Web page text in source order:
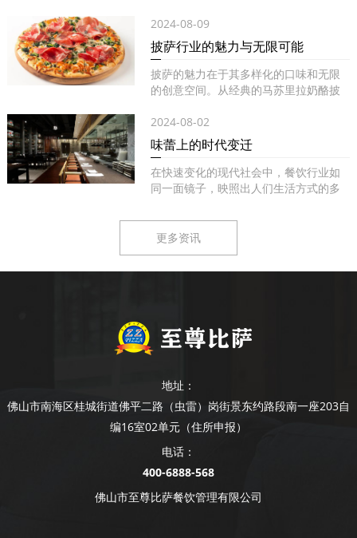
2024-08-09
披萨行业的魅力与无限可能
披萨的魅力在于其多样化的口味和无限
的创意空间。从经典的马苏里拉奶酪披
2024-08-02
味蕾上的时代变迁
在快速变化的现代社会中，餐饮行业如
同一面镜子，映照出人们生活方式的多
更多资讯
地址：
佛山市南海区桂城街道佛平二路（虫雷）岗街景东约路段南一座203自
编16室02单元（住所申报）
电话：
400-6888-568
佛山市至尊比萨餐饮管理有限公司